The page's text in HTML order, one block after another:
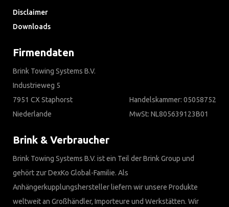
Disclaimer
Downloads
Firmendaten
Brink Towing Systems B.V.
Industrieweg 5
7951 CX Staphorst
Niederlande
Handelskammer: 05058752
MwSt: NL805639123B01
Brink & Verbraucher
Brink Towing Systems B.V. ist ein Teil der Brink Group und
gehört zur DexKo Global-Familie. Als
Anhängerkupplungshersteller liefern wir unsere Produkte
weltweit an Großhändler, Importeure und Werkstätten. Wir